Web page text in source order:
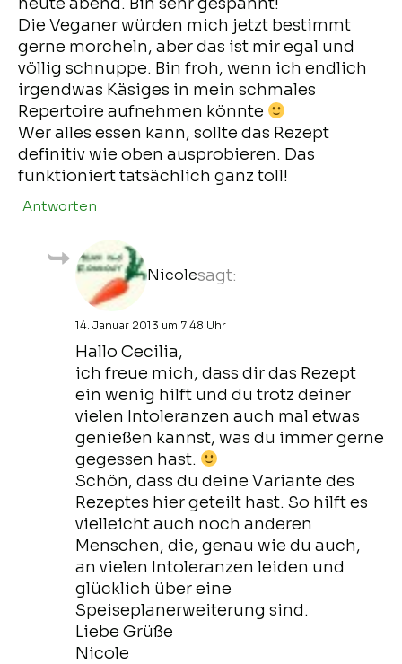
Die Veganer würden mich jetzt bestimmt
gerne morcheln, aber das ist mir egal und
völlig schnuppe. Bin froh, wenn ich endlich
irgendwas Käsiges in mein schmales
Repertoire aufnehmen könnte
Wer alles essen kann, sollte das Rezept
definitiv wie oben ausprobieren. Das
funktioniert tatsächlich ganz toll!
Antworten
Nicolesagt:
14. Januar 2013 um 7:48 Uhr
Hallo Cecilia,
ich freue mich, dass dir das Rezept
ein wenig hilft und du trotz deiner
vielen Intoleranzen auch mal etwas
genießen kannst, was du immer gerne
gegessen hast.
Schön, dass du deine Variante des
Rezeptes hier geteilt hast. So hilft es
vielleicht auch noch anderen
Menschen, die, genau wie du auch,
an vielen Intoleranzen leiden und
glücklich über eine
Speiseplanerweiterung sind.
Liebe Grüße
Nicole